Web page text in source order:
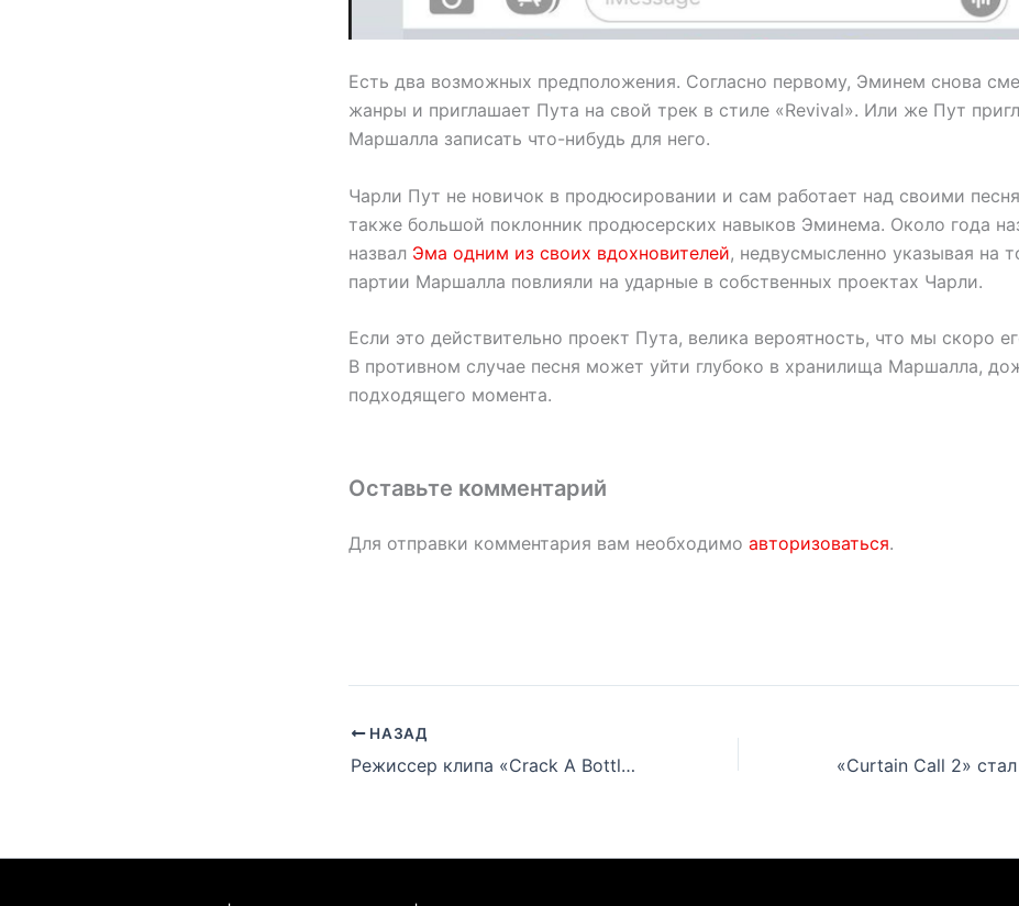
Есть два возможных предположения. Согласно первому, Эминем снова
жанры и приглашает Пута на свой трек в стиле «Revival». Или же Пут
Маршалла записать что-нибудь для него.
Чарли Пут не новичок в продюсировании и сам работает над своими
также большой поклонник продюсерских навыков Эминема. Около года
назвал Эма одним из своих вдохновителей, недвусмысленно указывая на
партии Маршалла повлияли на ударные в собственных проектах Чарли.
Если это действительно проект Пута, велика вероятность, что мы скоро
В противном случае песня может уйти глубоко в хранилища Маршалла,
подходящего момента.
Оставьте комментарий
Для отправки комментария вам необходимо авторизоваться.
НАЗАД
Режиссер клипа «Crack A Bottle» Эминема, Dr. Dre и 50 Cent празднует релиз видео